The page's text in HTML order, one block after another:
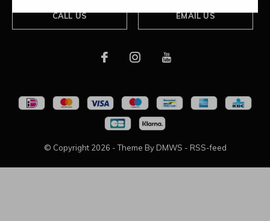
CALL US EMAIL US
© Copyright 2026 - Theme By DMWS - RSS-feed